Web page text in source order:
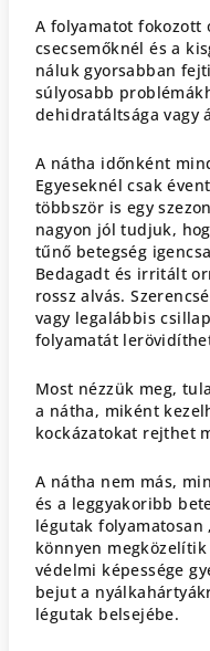
A folyamatot fokozott
csecsemőknél és a
náluk gyorsabban
súlyosabb
dehidratáltsága vagy
A nátha időnként
Egyeseknél csak
többször is egy
nagyon jól tudjuk,
tűnő betegség
Bedagadt és irritált
rossz alvás.
vagy legalábbis
folyamatát
Most nézzük meg,
a nátha, miként
kockázatokat rejthet
A nátha nem más,
és a leggyakoribb
légutak folyamatosan
könnyen
védelmi képessége
bejut a
légutak belsejébe.